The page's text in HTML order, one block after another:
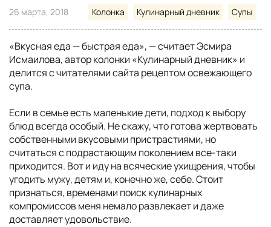
26 марта, 2018 Колонка Кулинарный дневник Супы
«Вкусная еда — быстрая еда», — считает Эсмира
Исмаилова, автор колонки «Кулинарный дневник» и
делится с читателями сайта рецептом освежающего
супа.
Если в семье есть маленькие дети, подход к выбору
блюд всегда особый. Не скажу, что готова жертвовать
собственными вкусовыми пристрастиями, но
считаться с подрастающим поколением все-таки
приходится. Вот и иду на всяческие ухищрения, чтобы
угодить мужу, детям и, конечно же, себе. Стоит
признаться, временами поиск кулинарных
компромиссов меня немало развлекает и даже
доставляет удовольствие.